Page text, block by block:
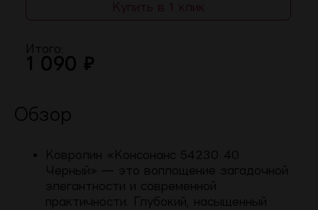
Купить в 1 клик
Итого:
1 090 ₽
Обзор
Ковролин «Консонанс 54230 40
Черный» — это воплощение загадочной
элегантности и современной
практичности. Глубокий, насыщенный